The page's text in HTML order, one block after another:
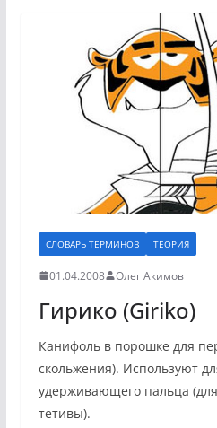
СЛОВАРЬ ТЕРМИНОВ ТЕОРИЯ
01.04.2008 Олег Акимов
Гирико (Giriko)
Канифоль в порошке для
скольжения). Используют
удерживающего пальца
тетивы).